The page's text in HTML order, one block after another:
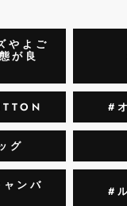
やよご
が良
#
グ
ンバ #